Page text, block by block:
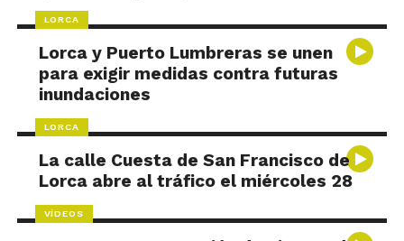
LORCA
Lorca y Puerto Lumbreras se unen
para exigir medidas contra futuras
inundaciones
LORCA
La calle Cuesta de San Francisco de
Lorca abre al tráfico el miércoles 28
VÍDEOS